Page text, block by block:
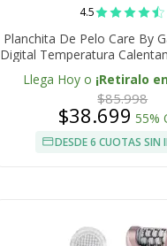
4.5
Planchita De Pelo Care By
Digital Temperatura
Llega Hoy o ¡Retiralo
$85.998
$38.699 55%
DESDE 6 CUOTAS SIN